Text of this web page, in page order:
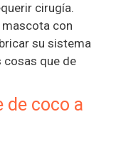
cirugía.
con
su sistema
cosas que de
de coco a